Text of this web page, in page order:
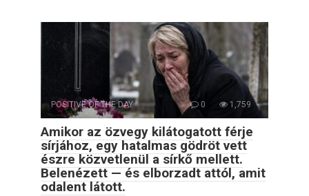
POSITIVE OF THE DAY 0 1,759
Amikor az özvegy kilátogatott férje
sírjához, egy hatalmas gödröt vett
észre közvetlenül a sírkő mellett.
Belenézett — és elborzadt attól, amit
odalent látott.